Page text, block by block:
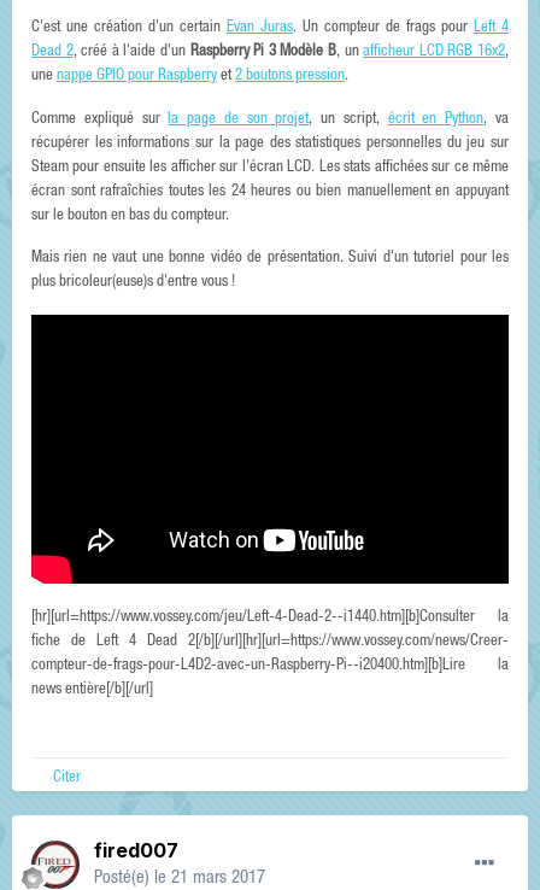
C'est une création d'un certain Evan Juras. Un compteur de frags pour Left 4
Dead 2, créé à l'aide d'un Raspberry Pi 3 Modèle B, unafficheur LCD RGB 16x2,
une nappe GPIO pour Raspberry et2 boutons pression.
Comme expliqué sur la page de son projet, un script, écrit en Python, va
récupérer les informations sur la page des statistiques personnelles du jeu sur
Steam pour ensuite les afficher sur l'écran LCD. Les stats affichées sur ce même
écran sont rafraîchies toutes les 24 heures ou bien manuellement en appuyant
sur le bouton en bas du compteur.
Mais rien ne vaut une bonne vidéo de présentation. Suivi d'un tutoriel pour les
plus bricoleur(euse)s d'entre vous !
[hr][url=https://www.vossey.com/jeu/Left-4-Dead-2--i1440.htm][b]Consulter la
fiche de Left 4 Dead 2[/b][/url][hr][url=https://www.vossey.com/news/Creer-
compteur-de-frags-pour-L4D2-avec-un-Raspberry-Pi--i20400.htm][b]Lire la
news entière[/b][/url]
Citer
fired007
Posté(e) le 21 mars 2017